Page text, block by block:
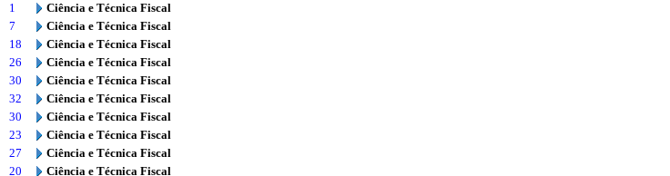
1
Ciência e Técnica Fiscal
7
Ciência e Técnica Fiscal
18
Ciência e Técnica Fiscal
26
Ciência e Técnica Fiscal
30
Ciência e Técnica Fiscal
32
Ciência e Técnica Fiscal
30
Ciência e Técnica Fiscal
23
Ciência e Técnica Fiscal
27
Ciência e Técnica Fiscal
20
Ciência e Técnica Fiscal